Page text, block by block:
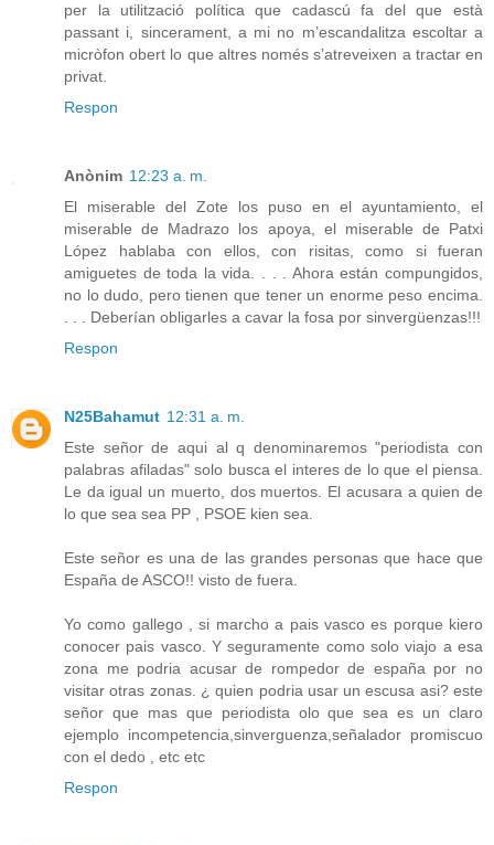
per la utilització política que cadascú fa del que està
passant i, sincerament, a mi no m’escandalitza escoltar a
micròfon obert lo que altres només s’atreveixen a tractar en
privat.
Respon
Anònim 12:23 a. m.
El miserable del Zote los puso en el ayuntamiento, el
miserable de Madrazo los apoya, el miserable de Patxi
López hablaba con ellos, con risitas, como si fueran
amiguetes de toda la vida. . . . Ahora están compungidos,
no lo dudo, pero tienen que tener un enorme peso encima.
. . . Deberían obligarles a cavar la fosa por sinvergüenzas!!!
Respon
N25Bahamut 12:31 a. m.
Este señor de aqui al q denominaremos "periodista con
palabras afiladas" solo busca el interes de lo que el piensa.
Le da igual un muerto, dos muertos. El acusara a quien de
lo que sea sea PP , PSOE kien sea.
Este señor es una de las grandes personas que hace que
España de ASCO!! visto de fuera.
Yo como gallego , si marcho a pais vasco es porque kiero
conocer pais vasco. Y seguramente como solo viajo a esa
zona me podria acusar de rompedor de españa por no
visitar otras zonas. ¿ quien podria usar un escusa asi? este
señor que mas que periodista olo que sea es un claro
ejemplo incompetencia,sinverguenza,señalador promiscuo
con el dedo , etc etc
Respon